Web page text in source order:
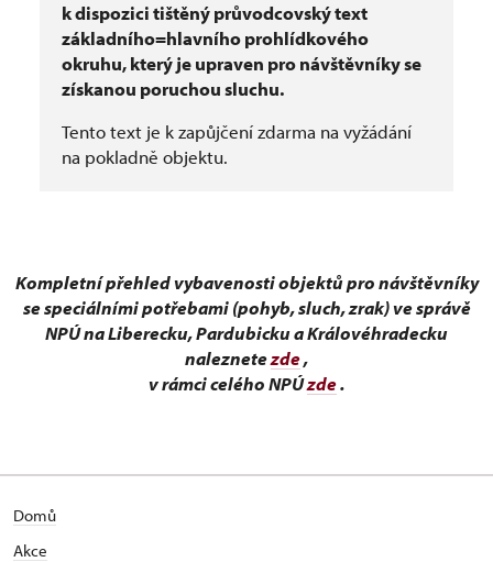
k dispozici tištěný průvodcovský text
základního=hlavního prohlídkového
okruhu, který je upraven pro návštěvníky se
získanou poruchou sluchu.
Tento text je k zapůjčení zdarma na vyžádání
na pokladně objektu.
Kompletní přehled vybavenosti objektů pro návštěvníky
se speciálními potřebami (pohyb, sluch, zrak) ve správě
NPÚ na Liberecku, Pardubicku a Královéhradecku
naleznetezde,
v rámci celého NPÚzde.
Domů
Akce